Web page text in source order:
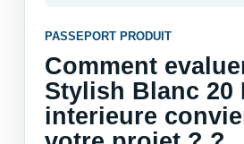
PASSEPORT PRODUIT
Comment
Stylish Blanc 20
interieure